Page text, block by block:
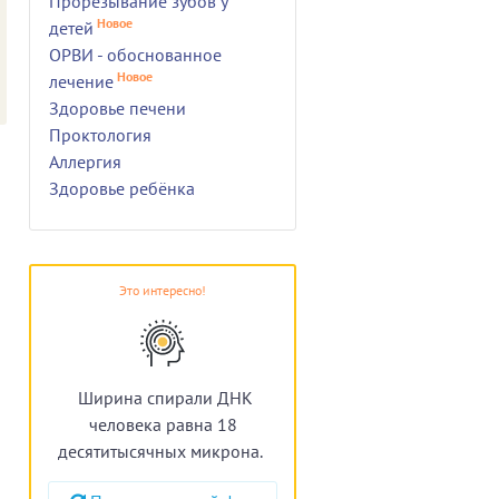
детей Новое
ОРВИ - обоснованное
лечение Новое
Здоровье печени
Проктология
Аллергия
Здоровье ребёнка
Это интересно!
Ширина спирали ДНК
человека равна 18
десятитысячных микрона.